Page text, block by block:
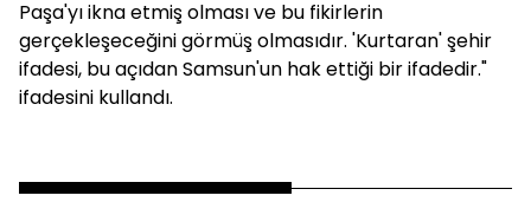
Paşa'yı ikna etmiş olması ve bu fikirlerin
gerçekleşeceğini görmüş olmasıdır. 'Kurtaran' şehir
ifadesi, bu açıdan Samsun'un hak ettiği bir ifadedir."
ifadesini kullandı.